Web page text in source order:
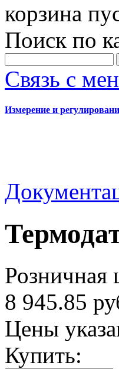
корзина
Поиск по
Связь с
Измерение и
Розничная
8 945.85
Цены
Купить: